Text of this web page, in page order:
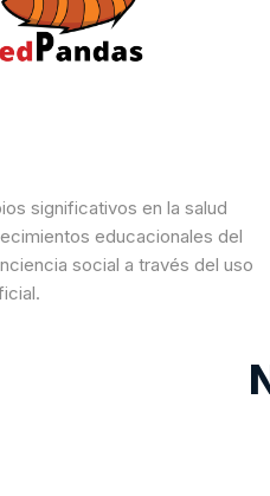
significativos en la salud
educacionales del
social a través del uso